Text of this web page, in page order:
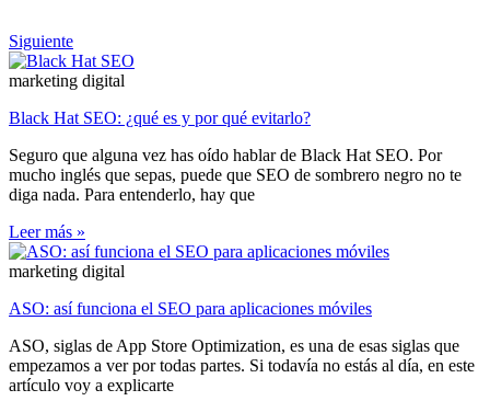
Siguiente
marketing digital
Black Hat SEO: ¿qué es y por qué evitarlo?
Seguro que alguna vez has oído hablar de Black Hat SEO. Por
mucho inglés que sepas, puede que SEO de sombrero negro no te
diga nada. Para entenderlo, hay que
Leer más »
marketing digital
ASO: así funciona el SEO para aplicaciones móviles
ASO, siglas de App Store Optimization, es una de esas siglas que
empezamos a ver por todas partes. Si todavía no estás al día, en este
artículo voy a explicarte